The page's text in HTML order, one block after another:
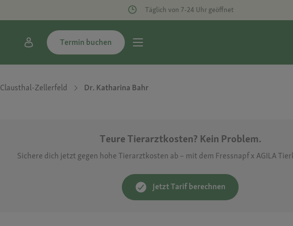
Täglich von 7-24 Uhr geöffnet
Termin buchen
Clausthal-Zellerfeld Dr. Katharina Bahr
Teure Tierarztkosten? Kein Problem.
Sichere dich jetzt gegen hohe Tierarztkosten ab – mit dem Fressnapf x AGILA
Jetzt Tarif berechnen